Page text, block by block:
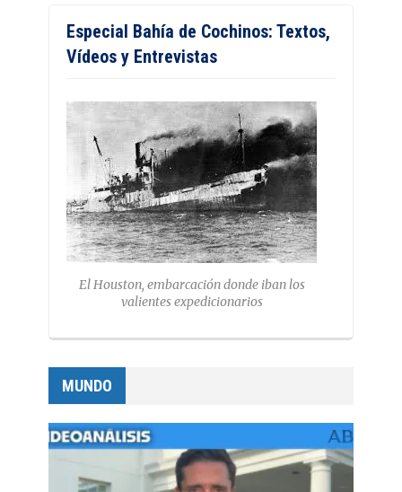
Especial Bahía de Cochinos: Textos,
Vídeos y Entrevistas
El Houston, embarcación donde iban los
valientes expedicionarios
MUNDO